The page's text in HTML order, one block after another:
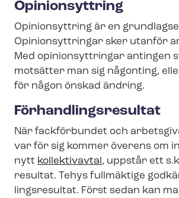
Opinionsyttring
Opinionsyttring är en
Opinionsyttringar sker utanför
Med opinionsyttringar antingen
motsätter man sig någonting,
för någon önskad ändring.
För­hand­lings­re­sul­tat
När fackförbundet och
var för sig kommer överens om
nytt kollektivavtal , uppstår ett
re­sul­tat. Tehys fullmäktige
lings­re­sul­tat. Först sedan kan